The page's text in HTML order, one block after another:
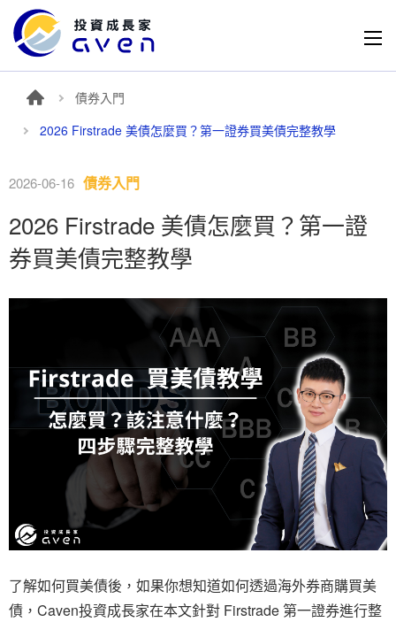
債券入門
2026 Firstrade 美債怎麼買？第一證券買美債完整教學
2026-06-16 債券入門
2026 Firstrade 美債怎麼買？第一證
券買美債完整教學
了解如何買美債後，如果你想知道如何透過海外券商購買美
債，Caven投資成長家在本文針對 Firstrade 第一證券進行整